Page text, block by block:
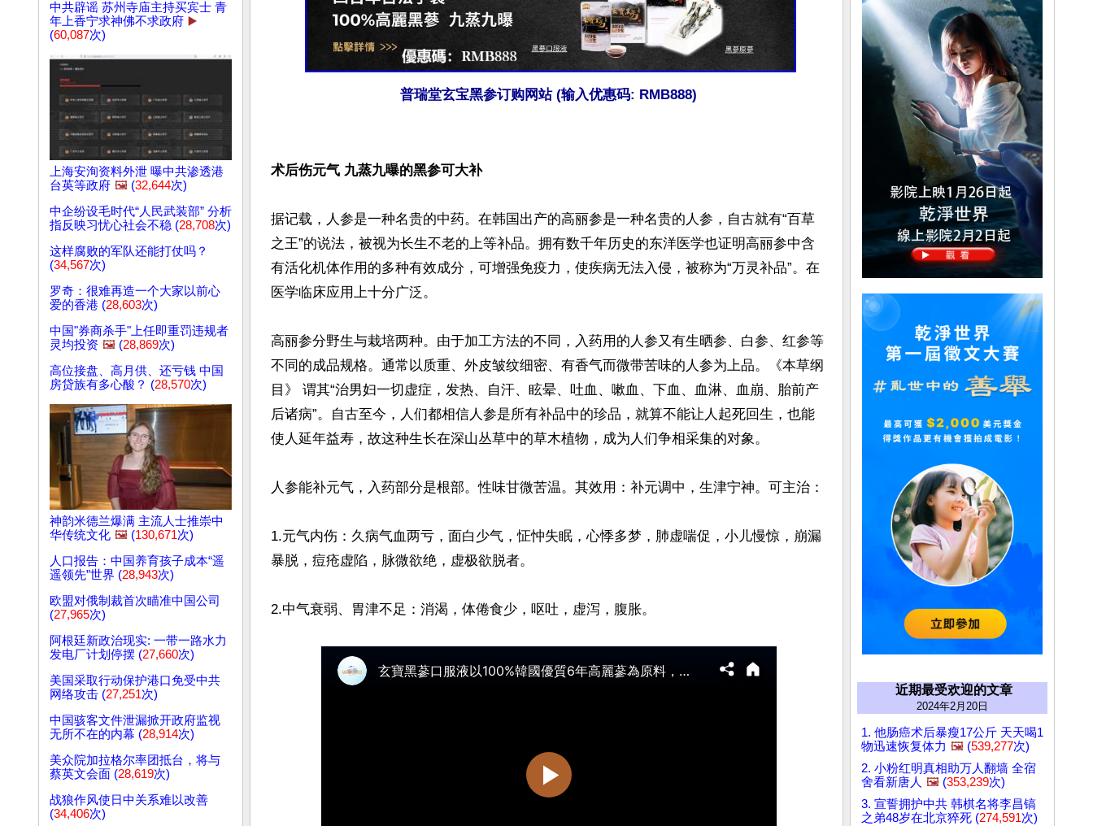
中共辟谣 苏州寺庙主持买宾士 青
年上香宁求神佛不求政府 ▶️
(60,087次)
上海安洵资料外泄 曝中共渗透港
台英等政府 🖼️ (32,644次)
中企纷设毛时代“人民武装部” 分析
指反映习忧心社会不稳 (28,708次)
这样腐败的军队还能打仗吗？
(34,567次)
罗奇：很难再造一个大家以前心
爱的香港 (28,603次)
中国"券商杀手"上任即重罚违规者
灵均投资 🖼️ (28,869次)
高位接盘、高月供、还亏钱 中国
房贷族有多心酸？ (28,570次)
神韵米德兰爆满 主流人士推崇中
华传统文化 🖼️ (130,671次)
人口报告：中国养育孩子成本“遥
遥领先”世界 (28,943次)
欧盟对俄制裁首次瞄准中国公司
(27,965次)
阿根廷新政治现实: 一带一路水力
发电厂计划停摆 (27,660次)
美国采取行动保护港口免受中共
网络攻击 (27,251次)
中国骇客文件泄漏掀开政府监视
无所不在的内幕 (28,914次)
美众院加拉格尔率团抵台，将与
蔡英文会面 (28,619次)
战狼作风使日中关系难以改善
(34,406次)
普瑞堂玄宝黑参订购网站 (输入优惠码: RMB888)
术后伤元气 九蒸九曝的黑参可大补
据记载，人参是一种名贵的中药。在韩国出产的高丽参是一种名贵的人参，自古就有“百草
之王”的说法，被视为长生不老的上等补品。拥有数千年历史的东洋医学也证明高丽参中含
有活化机体作用的多种有效成分，可增强免疫力，使疾病无法入侵，被称为“万灵补品”。在
医学临床应用上十分广泛。
高丽参分野生与栽培两种。由于加工方法的不同，入药用的人参又有生晒参、白参、红参等
不同的成品规格。通常以质重、外皮皱纹细密、有香气而微带苦味的人参为上品。《本草纲
目》 谓其“治男妇一切虚症，发热、自汗、眩晕、吐血、嗽血、下血、血淋、血崩、胎前产
后诸病”。自古至今，人们都相信人参是所有补品中的珍品，就算不能让人起死回生，也能
使人延年益寿，故这种生长在深山丛草中的草木植物，成为人们争相采集的对象。
人参能补元气，入药部分是根部。性味甘微苦温。其效用：补元调中，生津宁神。可主治：
1.元气内伤：久病气血两亏，面白少气，怔忡失眠，心悸多梦，肺虚喘促，小儿慢惊，崩漏
暴脱，痘疮虚陷，脉微欲绝，虚极欲脱者。
2.中气衰弱、胃津不足：消渴，体倦食少，呕吐，虚泻，腹胀。
近期最受欢迎的文章
2024年2月20日
1. 他肠癌术后暴瘦17公斤 天天喝1
物迅速恢复体力 🖼️ (539,277次)
2. 小粉红明真相助万人翻墙 全宿
舍看新唐人 🖼️ (353,239次)
3. 宣誓拥护中共 韩棋名将李昌镐
之弟48岁在北京猝死 (274,591次)